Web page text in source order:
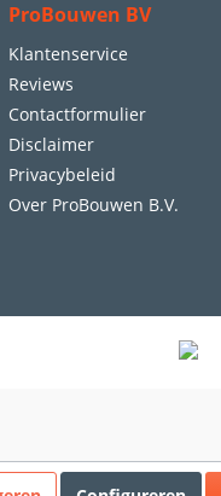
ProBouwen BV
Klantenservice
Reviews
Contactformulier
Disclaimer
Privacybeleid
Over ProBouwen B.V.